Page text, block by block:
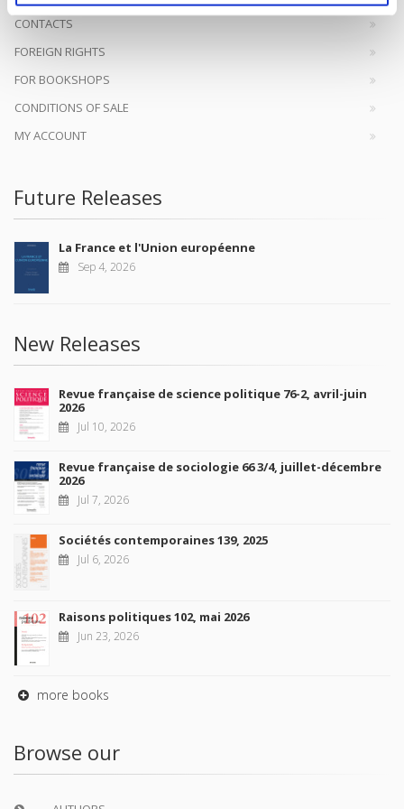
CONTACTS
FOREIGN RIGHTS
FOR BOOKSHOPS
CONDITIONS OF SALE
MY ACCOUNT
Future Releases
La France et l'Union européenne
Sep 4, 2026
New Releases
Revue française de science politique 76-2, avril-juin
2026
Jul 10, 2026
Revue française de sociologie 66 3/4, juillet-décembre
2026
Jul 7, 2026
Sociétés contemporaines 139, 2025
Jul 6, 2026
Raisons politiques 102, mai 2026
Jun 23, 2026
more books
Browse our